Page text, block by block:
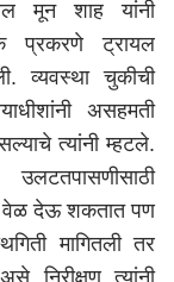
मून शाह यांनी
प्रकरणे ट्रायल
व्यवस्था चुकीची
असहमती
त्यांनी म्हटले.
वेळ देऊ शकतात पण
मागितली तर
निरीक्षण त्यांनी